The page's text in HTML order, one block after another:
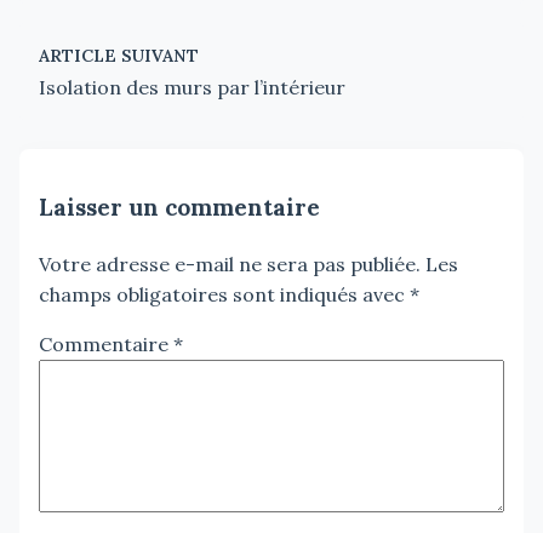
ARTICLE SUIVANT
Isolation des murs par l’intérieur
Laisser un commentaire
Votre adresse e-mail ne sera pas publiée. Les
champs obligatoires sont indiqués avec *
Commentaire *